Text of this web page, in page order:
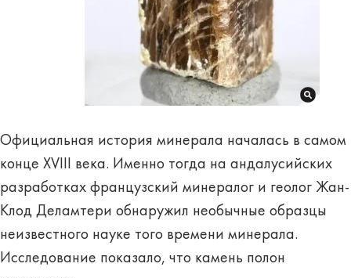
Официальная история минерала началась в самом
конце XVIII века. Именно тогда на андалусийских
разработках французский минералог и геолог Жан-
Клод Деламтери обнаружил необычные образцы
неизвестного науке того времени минерала.
Исследование показало, что камень полон